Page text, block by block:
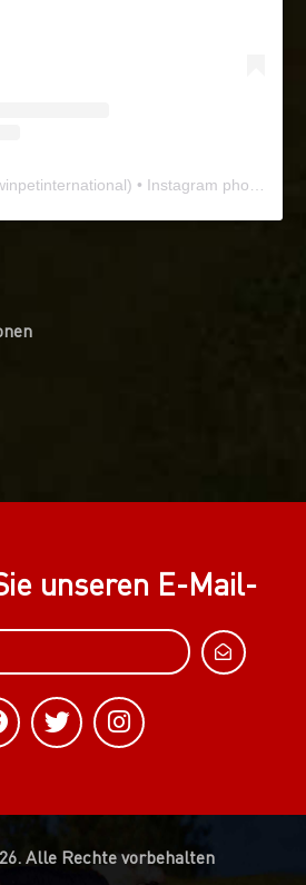
) • Instagram photos and videos
unseren E-Mail-
Alle Rechte vorbehalten